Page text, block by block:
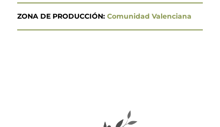
ZONA DE PRODUCCIÓN: Comunidad Valenciana